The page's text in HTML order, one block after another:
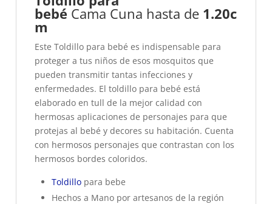
bebé Cama Cuna hasta de 1.20c
m
Este Toldillo para bebé es indispensable para
proteger a tus niños de esos mosquitos que
pueden transmitir tantas infecciones y
enfermedades. El toldillo para bebé está
elaborado en tull de la mejor calidad con
hermosas aplicaciones de personajes para que
protejas al bebé y decores su habitación. Cuenta
con hermosos personajes que contrastan con los
hermosos bordes coloridos.
Toldillo para bebe
Hechos a Mano por artesanos de la región